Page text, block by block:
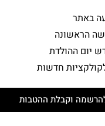
תיק גב גדול עם תא
הראשונה
חדשות
וקבלת ההטבות